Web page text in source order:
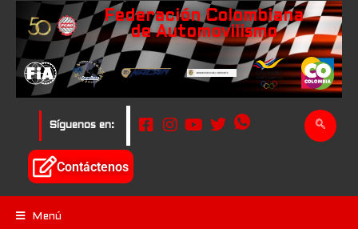
Federación Colombiana
de Automovilismo
Síguenos en:
Contáctenos
Menú